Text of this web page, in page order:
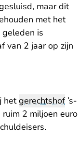
maar dit
met het
is
van 2 jaar op zijn
hetgerechtshof’s-
2 miljoen euro